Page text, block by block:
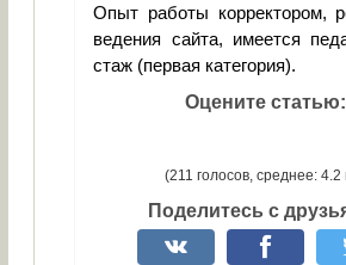
Опыт работы корректором,
ведения сайта, имеется
стаж (первая категория).
Оцените статью:
(211 голосов, среднее: 4.2
Поделитесь с